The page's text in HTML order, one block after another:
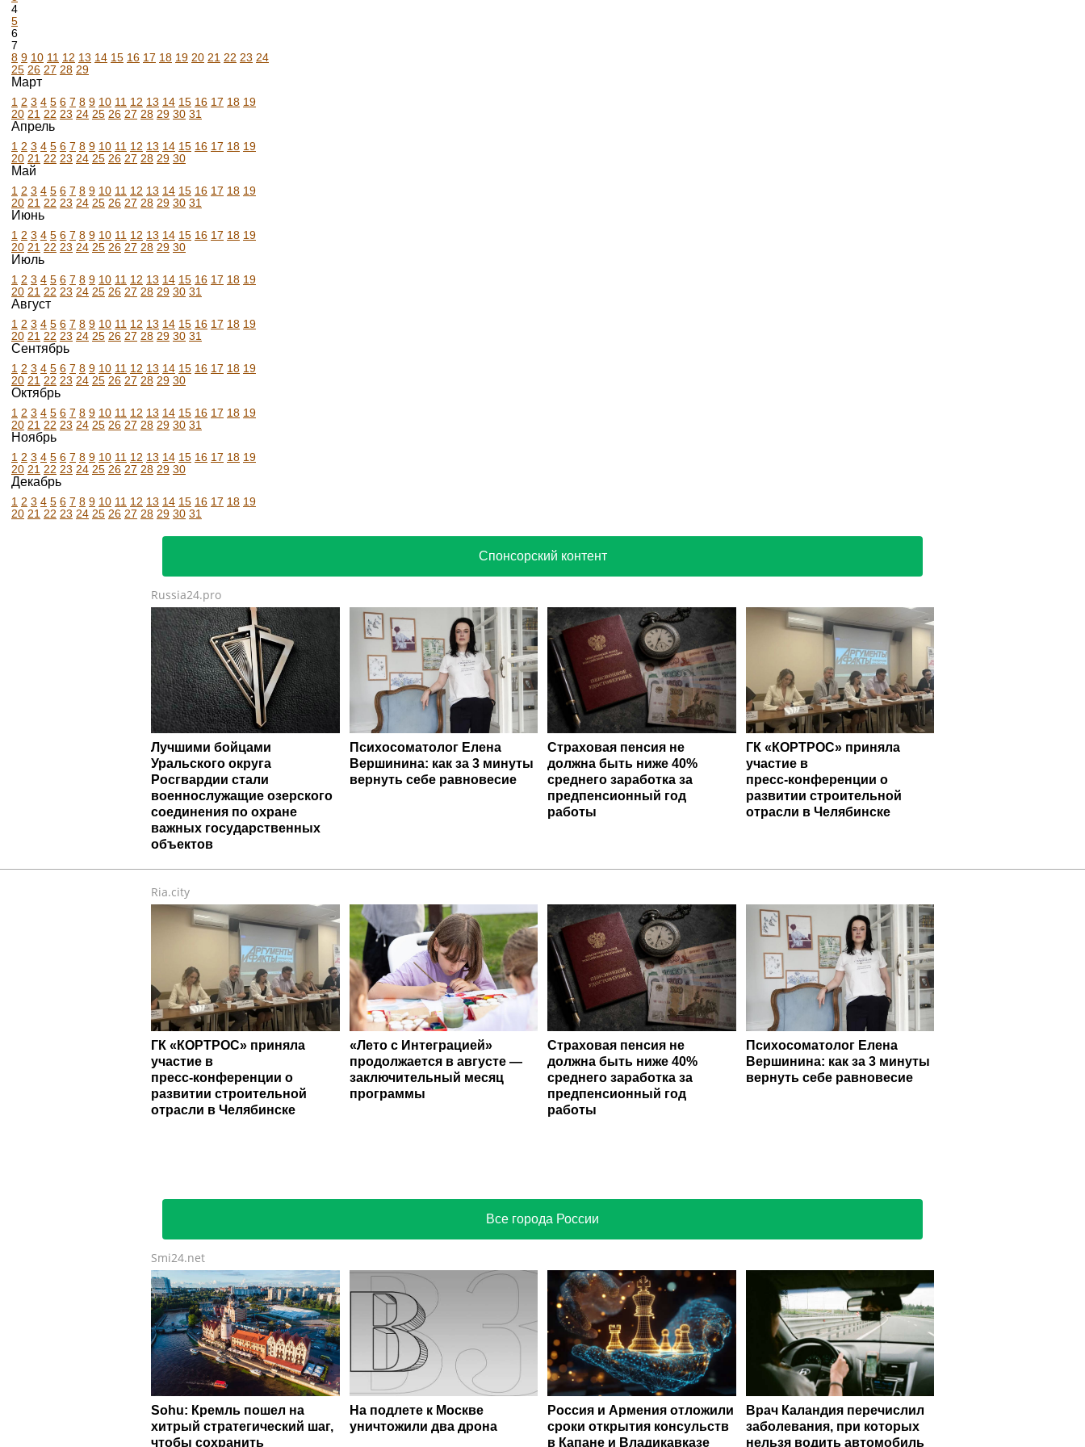
4
5
6
7
8 9 10 11 12 13 14 15 16 17 18 19 20 21 22 23 24
25 26 27 28 29
Март
1 2 3 4 5 6 7 8 9 10 11 12 13 14 15 16 17 18 19
20 21 22 23 24 25 26 27 28 29 30 31
Апрель
1 2 3 4 5 6 7 8 9 10 11 12 13 14 15 16 17 18 19
20 21 22 23 24 25 26 27 28 29 30
Май
1 2 3 4 5 6 7 8 9 10 11 12 13 14 15 16 17 18 19
20 21 22 23 24 25 26 27 28 29 30 31
Июнь
1 2 3 4 5 6 7 8 9 10 11 12 13 14 15 16 17 18 19
20 21 22 23 24 25 26 27 28 29 30
Июль
1 2 3 4 5 6 7 8 9 10 11 12 13 14 15 16 17 18 19
20 21 22 23 24 25 26 27 28 29 30 31
Август
1 2 3 4 5 6 7 8 9 10 11 12 13 14 15 16 17 18 19
20 21 22 23 24 25 26 27 28 29 30 31
Сентябрь
1 2 3 4 5 6 7 8 9 10 11 12 13 14 15 16 17 18 19
20 21 22 23 24 25 26 27 28 29 30
Октябрь
1 2 3 4 5 6 7 8 9 10 11 12 13 14 15 16 17 18 19
20 21 22 23 24 25 26 27 28 29 30 31
Ноябрь
1 2 3 4 5 6 7 8 9 10 11 12 13 14 15 16 17 18 19
20 21 22 23 24 25 26 27 28 29 30
Декабрь
1 2 3 4 5 6 7 8 9 10 11 12 13 14 15 16 17 18 19
20 21 22 23 24 25 26 27 28 29 30 31
Спонсорский контент
Russia24.pro
Лучшими бойцами
Уральского округа
Росгвардии стали
военнослужащие озерского
соединения по охране
важных государственных
объектов
Психосоматолог Елена
Вершинина: как за 3 минуты
вернуть себе равновесие
Страховая пенсия не
должна быть ниже 40%
среднего заработка за
предпенсионный год
работы
ГК «КОРТРОС» приняла
участие в
пресс‑конференции о
развитии строительной
отрасли в Челябинске
Ria.city
ГК «КОРТРОС» приняла
участие в
пресс‑конференции о
развитии строительной
отрасли в Челябинске
«Лето с Интеграцией»
продолжается в августе —
заключительный месяц
программы
Страховая пенсия не
должна быть ниже 40%
среднего заработка за
предпенсионный год
работы
Психосоматолог Елена
Вершинина: как за 3 минуты
вернуть себе равновесие
Все города России
Smi24.net
Sohu: Кремль пошел на
хитрый стратегический шаг,
чтобы сохранить
На подлете к Москве
уничтожили два дрона
Россия и Армения отложили
сроки открытия консульств
в Капане и Владикавказе
Врач Каландия перечислил
заболевания, при которых
нельзя водить автомобиль